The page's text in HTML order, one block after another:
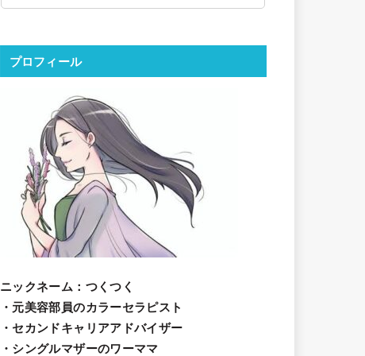
プロフィール
ニックネーム ：つくつく
・元美容部員のカラーセラピスト
・セカンドキャリアアドバイザー
・シングルマザーのワーママ